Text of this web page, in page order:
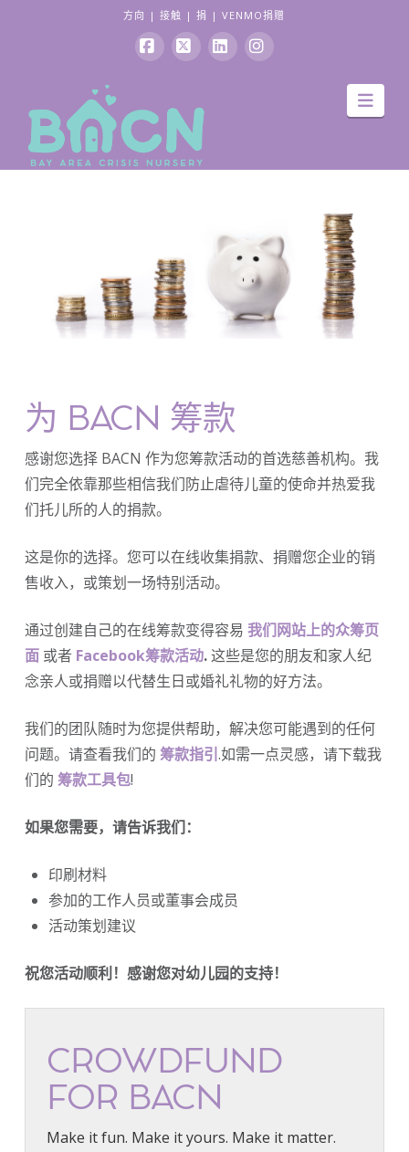
方向 |接触 |捐 |VENMO捐赠
导
航
为 BACN 筹款
感谢您选择 BACN 作为您筹款活动的首选慈善机构。我
们完全依靠那些相信我们防止虐待儿童的使命并热爱我
们托儿所的人的捐款。
这是你的选择。您可以在线收集捐款、捐赠您企业的销
售收入，或策划一场特别活动。
通过创建自己的在线筹款变得容易 我们网站上的众筹页
面或者 Facebook筹款活动.这些是您的朋友和家人纪
念亲人或捐赠以代替生日或婚礼礼物的好方法。
我们的团队随时为您提供帮助，解决您可能遇到的任何
问题。请查看我们的 筹款指引 .如需一点灵感，请下载我
们的 筹款工具包!
如果您需要，请告诉我们：
印刷材料
参加的工作人员或董事会成员
活动策划建议
祝您活动顺利！感谢您对幼儿园的支持！
CROWDFUND
FOR BACN
Make it fun. Make it yours. Make it matter.